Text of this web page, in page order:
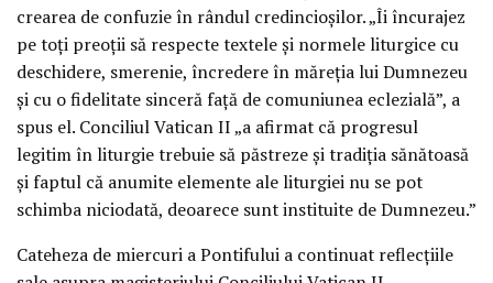
crearea de confuzie în rândul credincioșilor. „Îi încurajez
pe toți preoții să respecte textele și normele liturgice cu
deschidere, smerenie, încredere în măreția lui Dumnezeu
și cu o fidelitate sinceră față de comuniunea eclezială”, a
spus el. Conciliul Vatican II „a afirmat că progresul
legitim în liturgie trebuie să păstreze și tradiția sănătoasă
și faptul că anumite elemente ale liturgiei nu se pot
schimba niciodată, deoarece sunt instituite de Dumnezeu.”
Cateheza de miercuri a Pontifului a continuat reflecțiile